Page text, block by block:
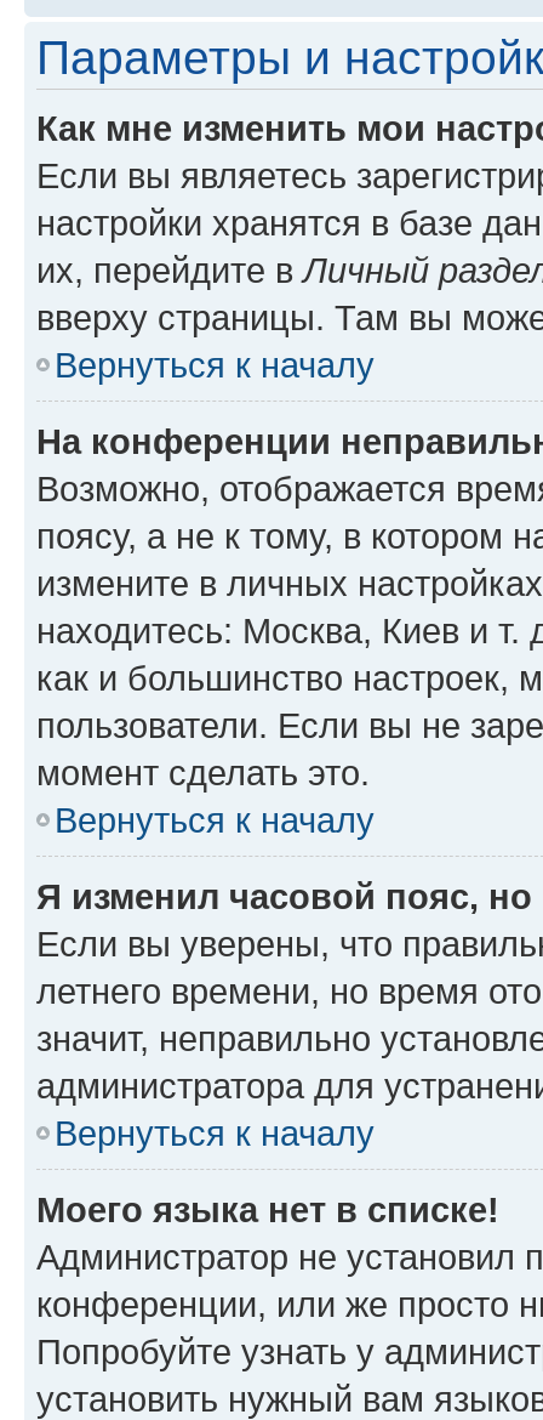
Параметры и
Как мне изменить мои
Если вы являетесь
настройки хранятся в базе
их, перейдите вЛичный
вверху страницы. Там вы
Вернуться к началу
На конференции
Возможно, отображается
поясу, а не к тому, в котором
измените в личных
находитесь: Москва, Киев и т.
как и большинство настроек,
пользователи. Если вы не
момент сделать это.
Вернуться к началу
Я изменил часовой пояс,
Если вы уверены, что
летнего времени, но время
значит, неправильно
администратора для
Вернуться к началу
Моего языка нет в списке!
Администратор не установил
конференции, или же просто
Попробуйте узнать у
установить нужный вам